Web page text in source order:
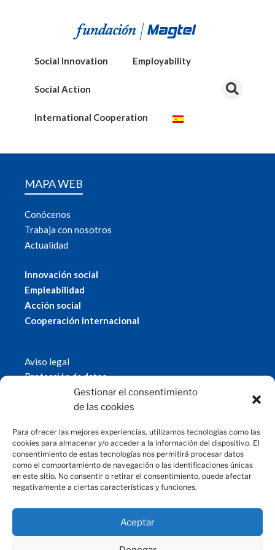
Gestionar el consentimiento
de las cookies
Para ofrecer las mejores experiencias, utilizamos tecnologías como las
cookies para almacenar y/o acceder a la información del dispositivo. El
consentimiento de estas tecnologías nos permitirá procesar datos
como el comportamiento de navegación o las identificaciones únicas
en este sitio. No consentir o retirar el consentimiento, puede afectar
negativamente a ciertas características y funciones.
Aceptar
Social Innovation Employability
Social Action
International Cooperation
MAPA WEB
Conócenos
Trabaja con nosotros
Actualidad
Innovación social
Empleabilidad
Acción social
Cooperación internacional
Aviso legal
Protección de datos
Política de cookies
© 2019 Fundación Magtel.
CONTACTO
fundacion@magtel.es
Parque Empresarial Las Quemadas
C/Gabriel Ramos Bejarano, 114
14014 Córdoba